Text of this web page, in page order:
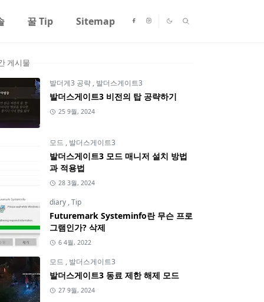
꿀 Tip Sitemap
게시물
발더게3 공략 , 발더스게이트3
발더스게이트3 비전의 탑 공략하기
25 9월, 2024
모드 , 발더스게이트3
발더스게이트3 모드 매니저 설치 방법
과 적용법
28 3월, 2024
diary ,Tip
Futuremark Systeminfo란 무슨 프로
그램인가? 삭제
6 4월, 2022
모드 , 발더스게이트3
발더스게이트3 동료 제한 해제 모드
27 9월, 2024